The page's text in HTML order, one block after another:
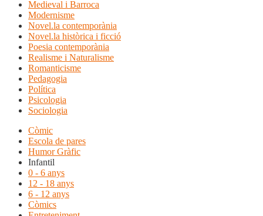
Medieval i Barroca
Modernisme
Novel.la contemporània
Novel.la històrica i ficció
Poesia contemporània
Realisme i Naturalisme
Romanticisme
Pedagogia
Política
Psicologia
Sociologia
Còmic
Escola de pares
Humor Gràfic
Infantil
0 - 6 anys
12 - 18 anys
6 - 12 anys
Còmics